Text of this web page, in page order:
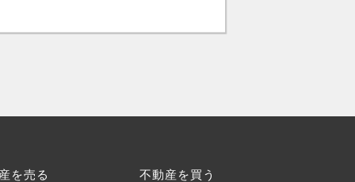
を売る 不動産を買う